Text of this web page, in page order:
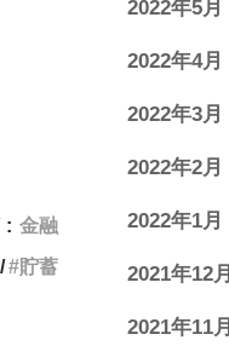
: 金融
貯蓄
2022年5月
2022年4月
2022年3月
2022年2月
2022年1月
2021年12月
2021年11月